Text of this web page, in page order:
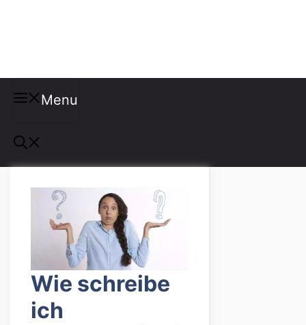
Menu
Wie schreibe
ich